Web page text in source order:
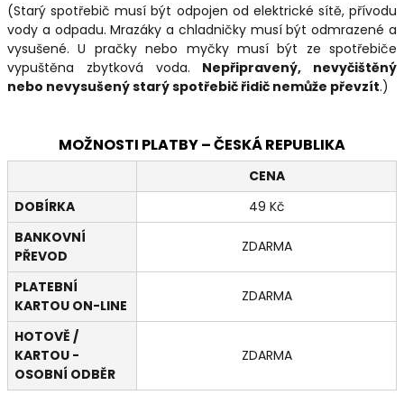
(Starý spotřebič musí být odpojen od elektrické sítě, přívodu
vody a odpadu. Mrazáky a chladničky musí být odmrazené a
vysušené. U pračky nebo myčky musí být ze spotřebiče
vypuštěna zbytková voda. Nepřipravený, nevyčištěný
nebo nevysušený starý spotřebič řidič nemůže převzít.)
MOŽNOSTI PLATBY – ČESKÁ REPUBLIKA
CENA
DOBÍRKA
49 Kč
BANKOVNÍ
PŘEVOD
ZDARMA
PLATEBNÍ
KARTOU ON-LINE
ZDARMA
HOTOVĚ /
KARTOU -
OSOBNÍ ODBĚR
ZDARMA